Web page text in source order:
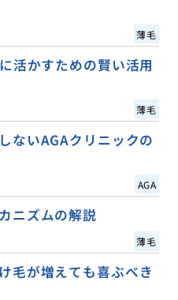
薄毛
活かすための賢い活用
薄毛
ないAGAクリニックの
AGA
ニズムの解説
薄毛
毛が増えても喜ぶべき